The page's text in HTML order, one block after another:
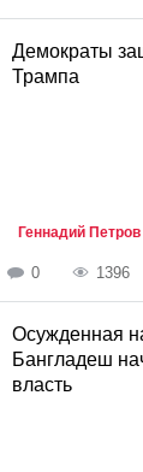
Демократы
Трампа
Геннадий Петров
0 1396
Осужденная
Бангладеш
власть